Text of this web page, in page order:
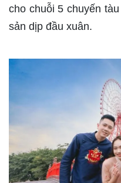
cho chuỗi 5 chuyến
sản dịp đầu xuân.